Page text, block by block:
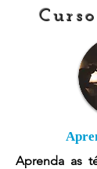
Aprenda as